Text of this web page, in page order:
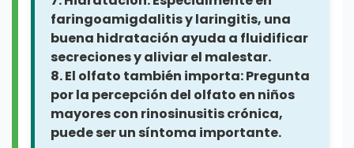
faringoamigdalitis y laringitis, una
buena hidratación ayuda a fluidificar
secreciones y aliviar el malestar.
8. El olfato también importa:Pregunta
por la percepción del olfato en niños
mayores con rinosinusitis crónica,
puede ser un síntoma importante.